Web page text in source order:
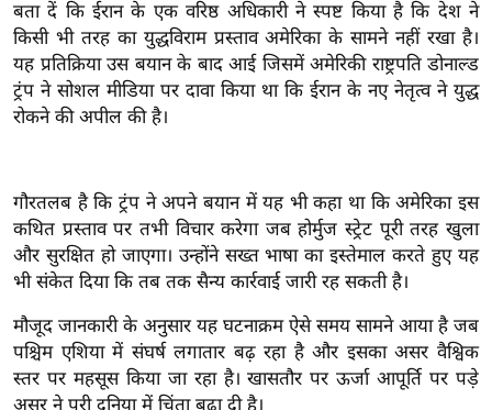
र
मि
सा
ल
मि
सा
ल
श
ख्सि
य
त
बता दें कि ईरान के एक वरिष्ठ अधिकारी ने स्पष्ट किया है कि देश ने
किसी भी तरह का युद्धविराम प्रस्ताव अमेरिका के सामने नहीं रखा है।
यह प्रतिक्रिया उस बयान के बाद आई जिसमें अमेरिकी राष्ट्रपति डोनाल्ड
ट्रंप ने सोशल मीडिया पर दावा किया था कि ईरान के नए नेतृत्व ने युद्ध
रोकने की अपील की है।
गौरतलब है कि ट्रंप ने अपने बयान में यह भी कहा था कि अमेरिका इस
कथित प्रस्ताव पर तभी विचार करेगा जब होर्मुज स्ट्रेट पूरी तरह खुला
और सुरक्षित हो जाएगा। उन्होंने सख्त भाषा का इस्तेमाल करते हुए यह
भी संकेत दिया कि तब तक सैन्य कार्रवाई जारी रह सकती है।
मौजूद जानकारी के अनुसार यह घटनाक्रम ऐसे समय सामने आया है जब
पश्चिम एशिया में संघर्ष लगातार बढ़ रहा है और इसका असर वैश्विक
स्तर पर महसूस किया जा रहा है। खासतौर पर ऊर्जा आपूर्ति पर पड़े
असर ने पूरी दुनिया में चिंता बढ़ा दी है।